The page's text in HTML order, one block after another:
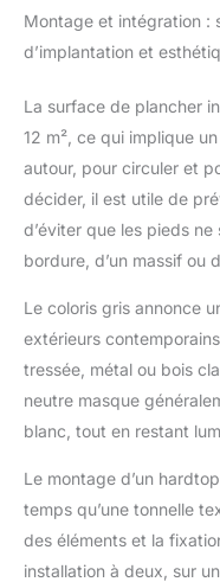
Montage et intégration :
d’implantation et
La surface de plancher
12 m², ce qui implique
autour, pour circuler et
décider, il est utile de
d’éviter que les pieds
bordure, d’un massif ou
Le coloris gris annonce
extérieurs
tressée, métal ou bois
neutre masque
blanc, tout en restant
Le montage d’un
temps qu’une tonnelle
des éléments et la
installation à deux, sur